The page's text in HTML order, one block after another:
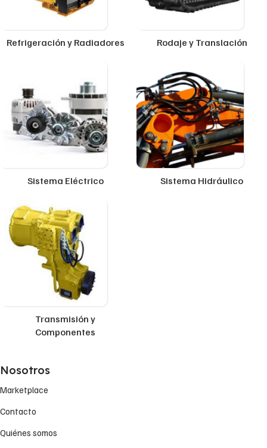
Refrigeración y Radiadores Rodaje y Translación
Sistema Eléctrico Sistema Hidráulico
Transmisión y
Componentes
Nosotros
Marketplace
Contacto
Quiénes somos